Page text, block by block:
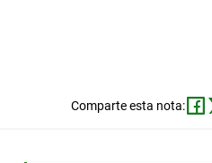
Comparte esta nota: